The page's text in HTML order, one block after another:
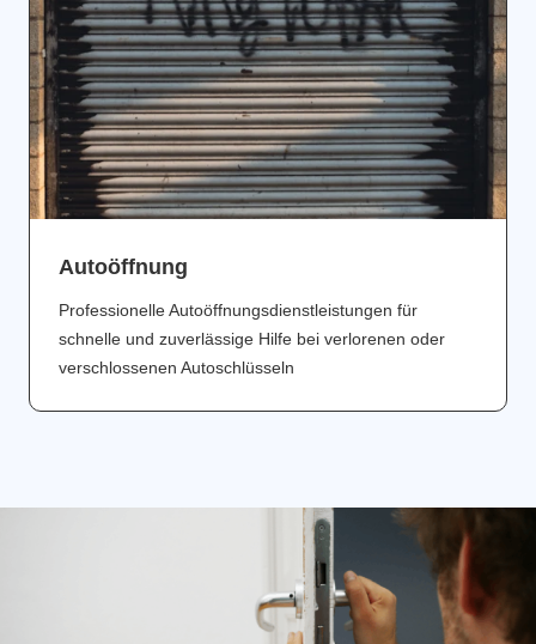
Аutoöffnung
Professionelle Autoöffnungsdienstleistungen für
schnelle und zuverlässige Hilfe bei verlorenen oder
verschlossenen Autoschlüsseln